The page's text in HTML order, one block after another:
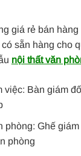
giá rẻ bán
sẵn hàng cho
nội thất văn
việc: Bàn giám
phòng: Ghế
phòng